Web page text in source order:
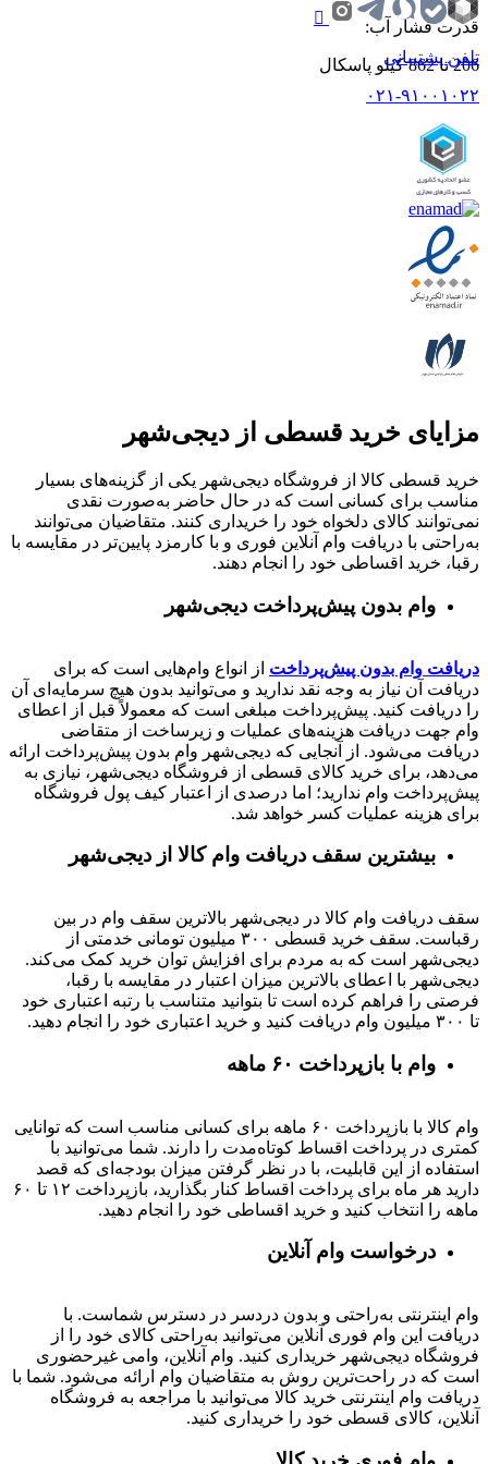
قدرت فشار آب:
206 تا 862 کیلو پاسکال
تلفن پشتیبانی
۰۲۱-۹۱۰۰۱۰۲۲
مزایای خرید قسطی از دیجی‌شهر
خرید قسطی کالا از فروشگاه دیجی‌شهر یکی از گزینه‌های بسیار
مناسب برای کسانی است که در حال حاضر به‌صورت نقدی
نمی‌توانند کالای دلخواه خود را خریداری کنند. متقاضیان می‌توانند
به‌راحتی با دریافت وام آنلاین فوری و با کارمزد پایین‌تر در مقایسه با
رقبا، خرید اقساطی خود را انجام دهند.
وام بدون پیش‌پرداخت‌ دیجی‌شهر
دریافت وام بدون پیش‌پرداخت از انواع وام‌هایی است که برای
دریافت آن نیاز به وجه نقد ندارید و می‌توانید بدون هیچ سرمایه‌ای آن
را دریافت کنید. پیش‌پرداخت مبلغی است که معمولاً قبل از اعطای
وام جهت دریافت هزینه‌های عملیات و زیرساخت از متقاضی
دریافت می‌شود. از آنجایی که دیجی‌شهر وام بدون پیش‌پرداخت ارائه
می‌دهد، برای خرید کالای قسطی از فروشگاه دیجی‌شهر، نیازی به
پیش‌پرداخت وام ندارید؛ اما درصدی از اعتبار کیف پول فروشگاه
برای هزینه عملیات کسر خواهد شد.
بیشترین سقف دریافت وام کالا از دیجی‌شهر
سقف دریافت وام کالا در دیجی‌شهر بالاترین سقف وام در بین
رقباست. سقف خرید قسطی ۳۰۰ میلیون تومانی خدمتی از
دیجی‌شهر است که به مردم برای افزایش توان خرید کمک می‌کند.
دیجی‌شهر با اعطای بالاترین میزان اعتبار در مقایسه با رقبا،
فرصتی را فراهم کرده است تا بتوانید متناسب با رتبه اعتباری خود
تا ۳۰۰ میلیون وام دریافت کنید و خرید اعتباری خود را انجام دهید.
وام با بازپرداخت ۶۰ ماهه
وام کالا با بازپرداخت ۶۰ ماهه برای کسانی مناسب است که توانایی
کمتری در پرداخت اقساط کوتاه‌مدت را دارند. شما می‌توانید با
استفاده از این قابلیت، با در نظر گرفتن میزان بودجه‌ای که قصد
دارید هر ماه برای پرداخت اقساط کنار بگذارید، بازپرداخت ۱۲ تا ۶۰
ماهه را انتخاب کنید و خرید اقساطی خود را انجام دهید.
درخواست وام آنلاین
وام اینترنتی به‌راحتی و بدون دردسر در دسترس شماست. با
دریافت این وام فوری آنلاین می‌توانید به‌راحتی کالای خود را از
فروشگاه دیجی‌شهر خریداری کنید. وام آنلاین، وامی غیرحضوری
است که در راحت‌ترین روش به متقاضیان وام ارائه می‌شود. شما با
دریافت وام اینترنتی خرید کالا می‌توانید با مراجعه به فروشگاه
آنلاین، کالای قسطی خود را خریداری کنید.